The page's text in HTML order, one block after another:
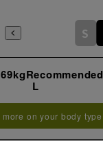
S
L
more on your body type